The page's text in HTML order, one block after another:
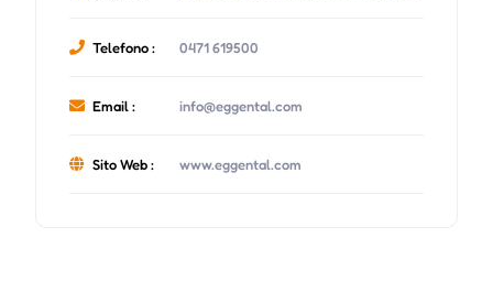
Telefono : 0471 619500
Email : info@eggental.com
Sito Web : www.eggental.com